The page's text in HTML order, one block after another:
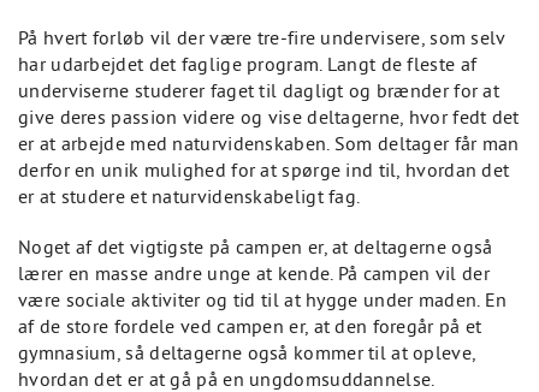
På hvert forløb vil der være tre-fire undervisere, som selv
har udarbejdet det faglige program. Langt de fleste af
underviserne studerer faget til dagligt og brænder for at
give deres passion videre og vise deltagerne, hvor fedt det
er at arbejde med naturvidenskaben. Som deltager får man
derfor en unik mulighed for at spørge ind til, hvordan det
er at studere et naturvidenskabeligt fag.
Noget af det vigtigste på campen er, at deltagerne også
lærer en masse andre unge at kende. På campen vil der
være sociale aktiviter og tid til at hygge under maden. En
af de store fordele ved campen er, at den foregår på et
gymnasium, så deltagerne også kommer til at opleve,
hvordan det er at gå på en ungdomsuddannelse.